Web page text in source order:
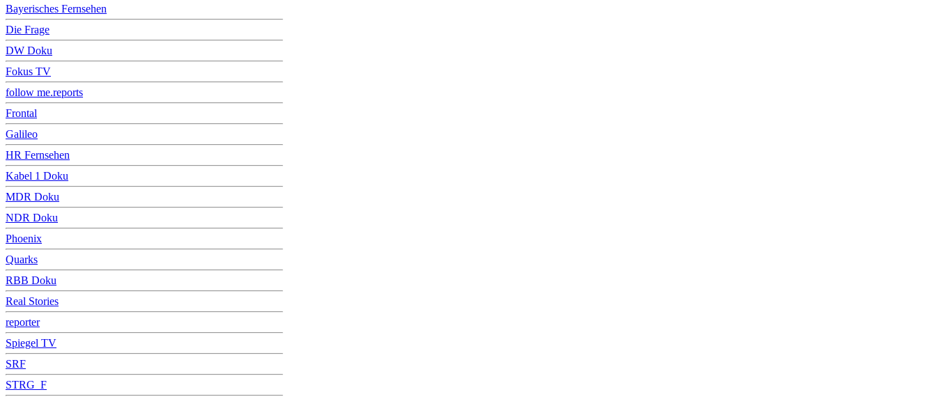
Bayerisches Fernsehen
Die Frage
DW Doku
Fokus TV
follow me.reports
Frontal
Galileo
HR Fernsehen
Kabel 1 Doku
MDR Doku
NDR Doku
Phoenix
Quarks
RBB Doku
Real Stories
reporter
Spiegel TV
SRF
STRG_F